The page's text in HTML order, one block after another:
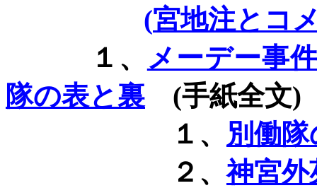
(宮地注とコ
１、 メーデー事
隊の表と裏
(手紙全文)
１、 別働
２、神宮